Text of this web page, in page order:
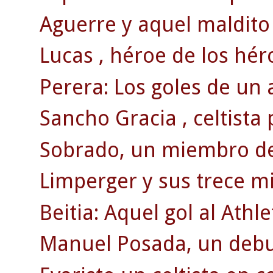
Aguerre y aquel
Lucas , héroe de los
Perera: Los goles de un
Sancho Gracia , celtista
Sobrado, un miembro
Limperger y sus trece
Beitia: Aquel gol al
Manuel Posada, un